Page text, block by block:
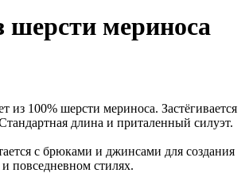
шерсти мериноса
из 100% шерсти мериноса. Застёгивается
длина и приталенный силуэт.
с брюками и джинсами для создания
повседневном стилях.